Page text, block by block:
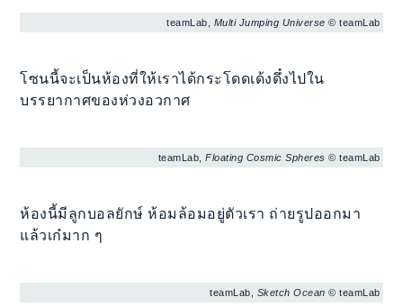
teamLab, Multi Jumping Universe © teamLab
โซนนี้จะเป็นห้องที่ให้เราได้กระโดดเด้งดึ๋งไปใน
บรรยากาศของห่วงอวกาศ
teamLab,Floating Cosmic Spheres © teamLab
ห้องนี้มีลูกบอลยักษ์ ห้อมล้อมอยู่ตัวเรา ถ่ายรูปออกมา
แล้วเก๋มาก ๆ
teamLab, Sketch Ocean © teamLab